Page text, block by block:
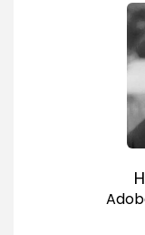
SEO Dostu
Sayfa
Frame,
SEO dostu